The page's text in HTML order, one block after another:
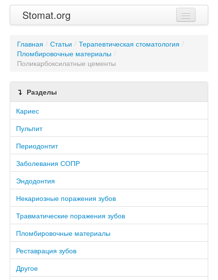
Stomat.org
Статьи
Главная / Статьи / Терапевтическая стоматология /
Пломбировочные материалы /
Поликарбоксилатные цементы
Разделы
Кариес
Пульпит
Периодонтит
Заболевания СОПР
Эндодонтия
Некариозные поражения зубов
Травматические поражения зубов
Пломбировочные материалы
Реставрация зубов
Другое